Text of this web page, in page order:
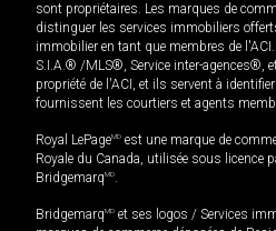
sont propriétaires. Les marques de
distinguer les services immobiliers
immobilier en tant que membres de
S.I.A.® /MLS®, Service inter-agences®,
propriété de l'ACI, et ils servent à
fournissent les courtiers et agents
Royal LePageMD est une marque de
Royale du Canada, utilisée sous licence
BridgemarqMD.
BridgemarqMD et ses logos / Services